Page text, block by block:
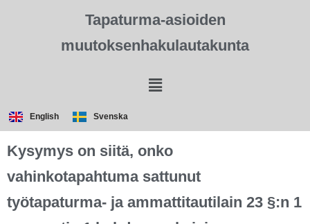
Tapaturma-asioiden
muutoksenhakulautakunta
English Svenska
Kysymys on siitä, onko
vahinkotapahtuma sattunut
työtapaturma- ja ammattitautilain 23 §:n 1